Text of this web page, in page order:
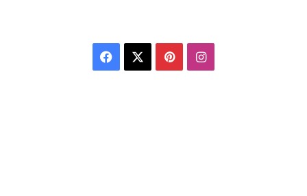
Facebook PinterestInstagram